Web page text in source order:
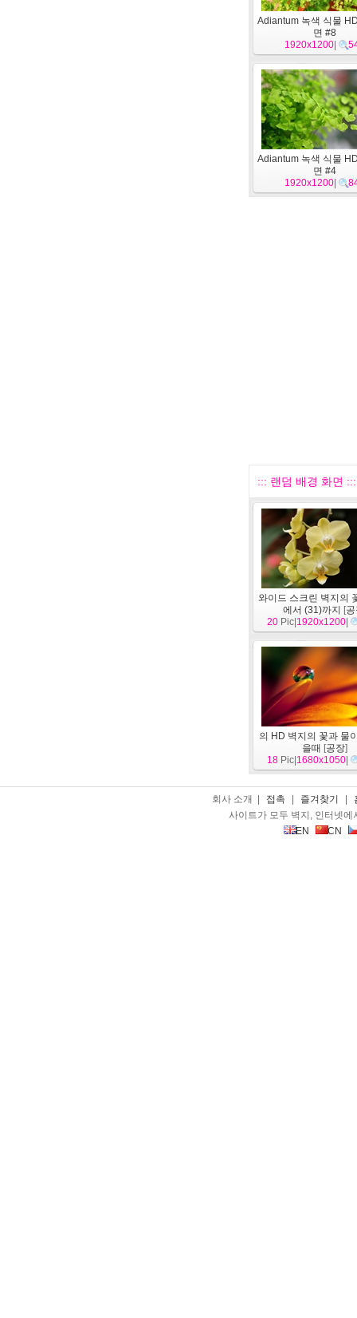
Adiantum 녹색 식물
면 #8
1920x1200
Adiantum 녹색 식물
면 #4
1920x1200
::: 랜덤 배경 화면 :::
와이드 스크린 벽지의
에서 (31)까지
[
20 Pic| 1920x1200
의 HD 벽지의 꽃과 물
을때 [공장]
18 Pic| 1680x1050
회사 소개 | 접촉 즐겨찾기
사이트가 모두 벽지, 인터넷
EN
CN